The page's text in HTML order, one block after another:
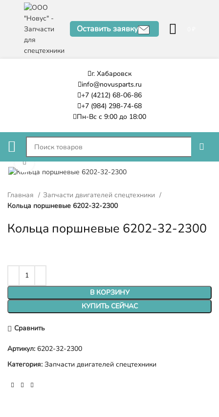
Оставить заявку
г. Хабаровск
info@novusparts.ru
+7 (4212) 68-06-86
+7 (984) 298-74-68
Пн-Вс с 9:00 до 18:00
Нажмите, чтобы увеличить
Главная
Запчасти двигателей спецтехники
Кольца поршневые 6202-32-2300
Кольца поршневые 6202-32-2300
В КОРЗИНУ
КУПИТЬ СЕЙЧАС
Сравнить
Артикул: 6202-32-2300
Категория: Запчасти двигателей спецтехники